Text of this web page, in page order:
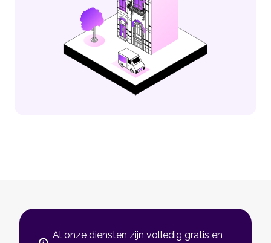
Al onze diensten zijn volledig gratis en